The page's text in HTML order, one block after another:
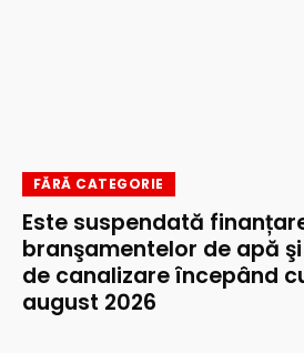
FĂRĂ CATEGORIE
Este suspendată
branşamentelor de apă
de canalizare începând
august 2026